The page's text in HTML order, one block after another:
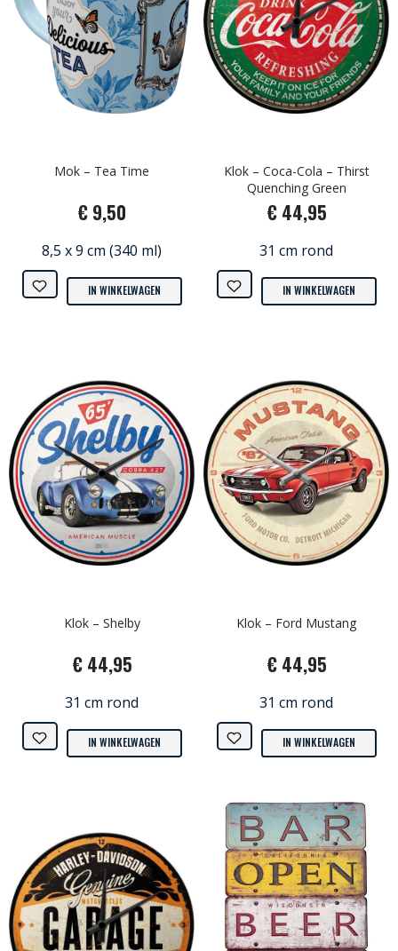
Mok – Tea Time
€ 9,50
8,5 x 9 cm (340 ml)
IN WINKELWAGEN
Klok – Coca-Cola – Thirst
Quenching Green
€ 44,95
31 cm rond
IN WINKELWAGEN
Klok – Shelby
€ 44,95
31 cm rond
IN WINKELWAGEN
Klok – Ford Mustang
€ 44,95
31 cm rond
IN WINKELWAGEN